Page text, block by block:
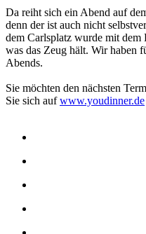
Da reiht sich ein Abend auf
denn der ist auch nicht
dem Carlsplatz wurde mit dem
was das Zeug hält. Wir haben
Abends.
Sie möchten den nächsten
Sie sich aufwww.youdinner.de